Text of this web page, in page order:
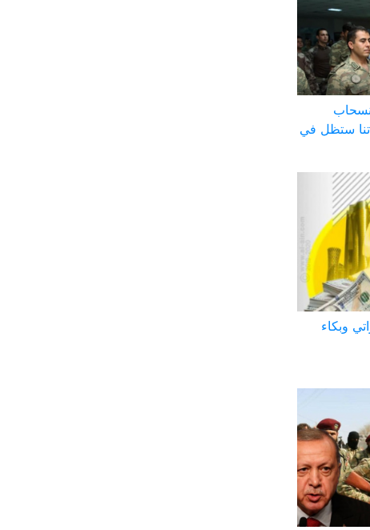
ستظل في
وبكاء